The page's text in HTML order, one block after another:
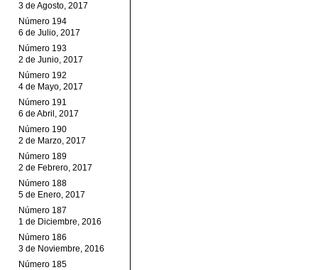
3 de Agosto, 2017
Número 194
6 de Julio, 2017
Número 193
2 de Junio, 2017
Número 192
4 de Mayo, 2017
Número 191
6 de Abril, 2017
Número 190
2 de Marzo, 2017
Número 189
2 de Febrero, 2017
Número 188
5 de Enero, 2017
Número 187
1 de Diciembre, 2016
Número 186
3 de Noviembre, 2016
Número 185